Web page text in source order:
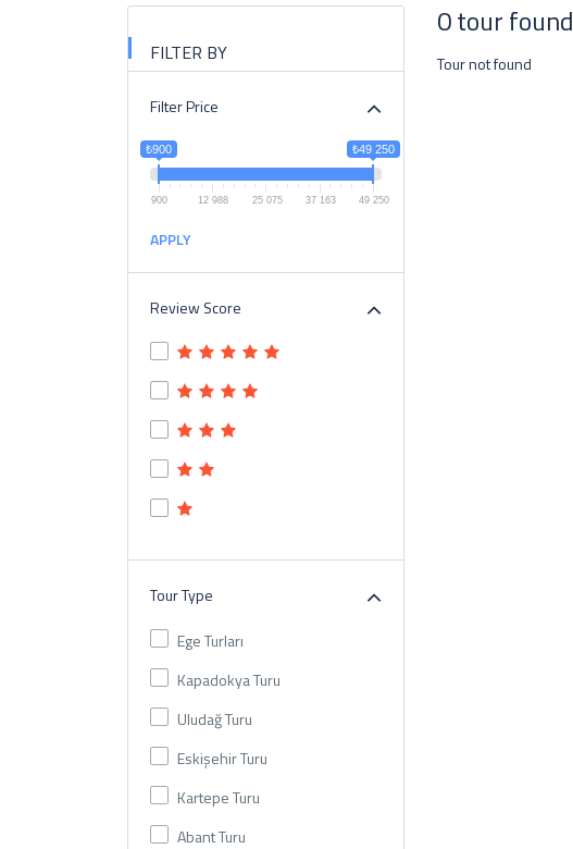
FILTER BY
Filter Price
₺900 ₺49 250
900 12 988 25 075 37 163 49 250
APPLY
Review Score
Tour Type
Ege Turları
Kapadokya Turu
Uludağ Turu
Eskişehir Turu
Kartepe Turu
Abant Turu
0 tour found
Tour not found